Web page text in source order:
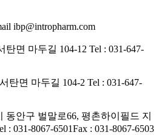
ibp@intropharm.com
탄면 마두길 104-12 Tel : 031-647-
탄면 마두길 104-2 Tel : 031-647-
동안구 벌말로66,​ 평촌하이필드 지
: 031-8067-6501Fax : 031-8067-6503